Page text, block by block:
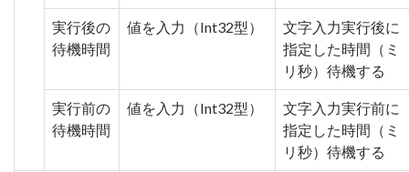
実行後の
待機時間
値を入力（Int32型）
文字入力実行後に
指定した時間（ミ
リ秒）待機する
実行前の
待機時間
値を入力（Int32型）
文字入力実行前に
指定した時間（ミ
リ秒）待機する